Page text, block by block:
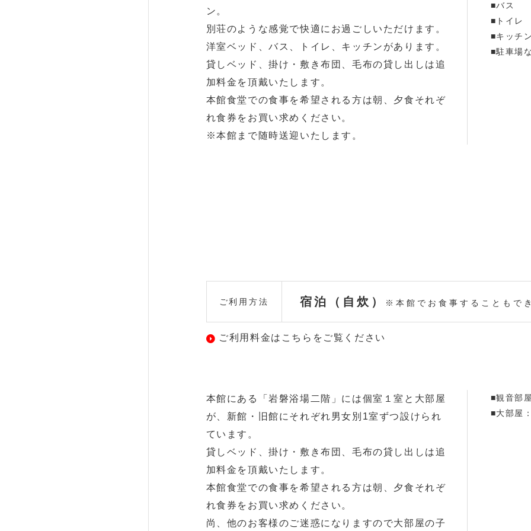
ン。
別荘のような感覚で快適にお過ごしいただけます。
洋室ベッド、バス、トイレ、キッチンがあります。
貸しベッド、掛け・敷き布団、毛布の貸し出しは追
加料金を頂戴いたします。
本館食堂での食事を希望される方は朝、夕食それぞ
れ食券をお買い求めください。
※本館まで随時送迎いたします。
■バス
■トイレ
■キッチ
■駐車場
ご利用方法 宿泊（自炊） ※本館でお食事することもで
ご利用料金はこちらをご覧ください
本館にある「岩磐浴場二階」には個室１室と大部屋
が、新館・旧館にそれぞれ男女別1室ずつ設けられ
ています。
貸しベッド、掛け・敷き布団、毛布の貸し出しは追
加料金を頂戴いたします。
本館食堂での食事を希望される方は朝、夕食それぞ
れ食券をお買い求めください。
尚、他のお客様のご迷惑になりますので大部屋の子
■観音部
■大部屋